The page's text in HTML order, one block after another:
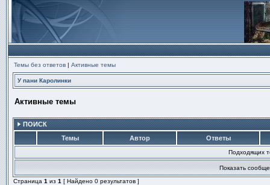
Темы без ответов | Активные темы
У пани Каролинки
Активные темы
ПОИСК
Темы
Автор Ответы
Подходящих
Показать
Страница 1 из 1 [ Найдено 0 результатов ]